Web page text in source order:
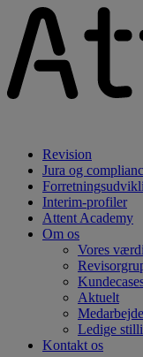
Revision
Jura og
Interim-profiler
Attent Academy
Om os
Vores
Aktuelt
Ledige
Kontakt os